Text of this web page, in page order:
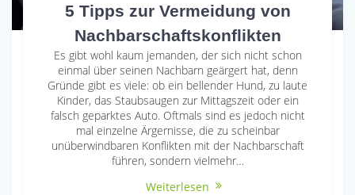
5 Tipps zur Vermeidung von
Nachbarschaftskonflikten
Es gibt wohl kaum jemanden, der sich nicht schon
einmal über seinen Nachbarn geärgert hat, denn
Gründe gibt es viele: ob ein bellender Hund, zu laute
Kinder, das Staubsaugen zur Mittagszeit oder ein
falsch geparktes Auto. Oftmals sind es jedoch nicht
mal einzelne Ärgernisse, die zu scheinbar
unüberwindbaren Konflikten mit der Nachbarschaft
führen, sondern vielmehr…
Weiterlesen